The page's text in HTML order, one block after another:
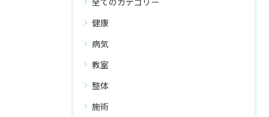
健康
病気
教室
整体
施術